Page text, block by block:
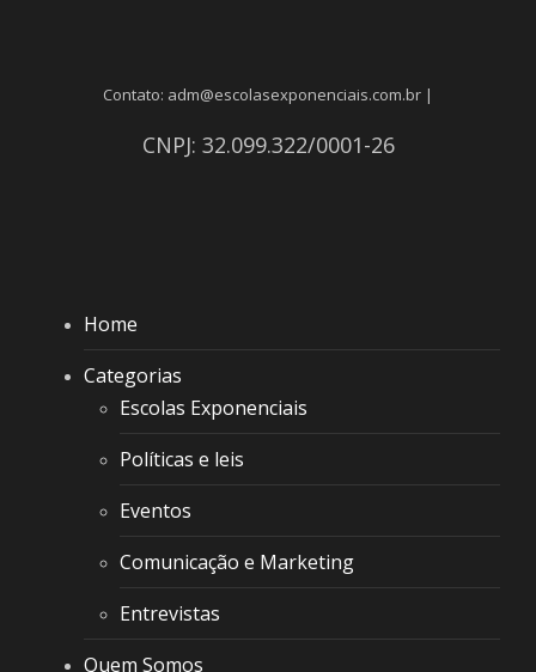
Contato: adm@escolasexponenciais.com.br |
CNPJ: 32.099.322/0001-26
Home
Categorias
Escolas Exponenciais
Políticas e leis
Eventos
Comunicação e Marketing
Entrevistas
Quem Somos